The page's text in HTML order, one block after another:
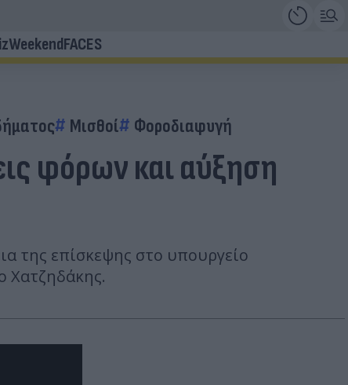
WeekendFACES
Μισθοί Φοροδιαφυγή
φόρων και αύξηση
της επίσκεψης στο υπουργείο
Χατζηδάκης.